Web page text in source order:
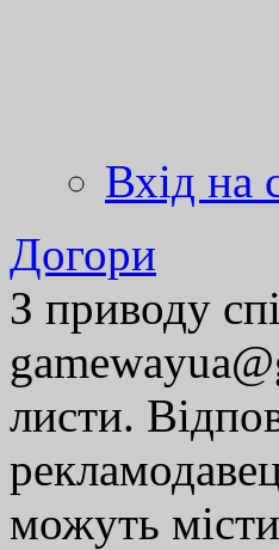
Вхід на
Догори
З приводу
листи.
можуть